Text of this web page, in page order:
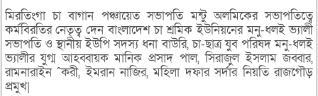
মিরতিংগা চা বাগান পঞ্চায়েত সভাপতি মন্টু অলমিকের সভাপতিত্বে
কর্মবিরতির নেতৃত্ব দেন বাংলাদেশ চা শ্রমিক ইউনিয়নের মনু-ধলই ভ্যালী
সভাপতি ও স্থানীয় ইউপি সদস্য ধনা বাউরি, চা-ছাত্র যুব পরিষদ মনু-ধলই
ভ্যালীর যুগ্ম আহব্বায়ক মানিক প্রসাদ পাল, সিরাজুল ইসলাম জব্বার,
রামনারাইন ˆকরী, ইমরান নাজির, মহিলা দফার সর্দার নিয়তি রাজগৌড়
প্রমুখ|